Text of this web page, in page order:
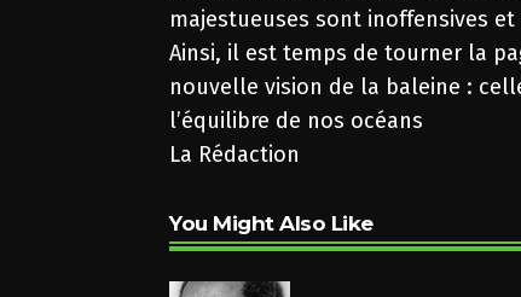
majestueuses sont inoffensives
Ainsi, il est temps de tourner la
nouvelle vision de la baleine :
l’équilibre de nos océans
La Rédaction
You Might Also Like